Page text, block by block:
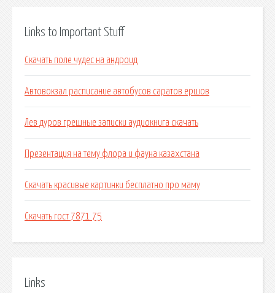
Links to Important Stuff
Скачать поле чудес на андроид
Автовокзал расписание автобусов саратов ершов
Лев дуров грешные записки аудиокнига скачать
Презентация на тему флора и фауна казахстана
Скачать красивые картинки бесплатно про маму
Скачать гост 7871 75
Links